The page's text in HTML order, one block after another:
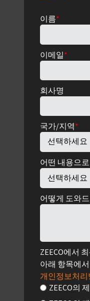
이름*
이메일*
회사명
국가/지역*
어떤 내용으
어떻게 도와
ZEECO에서
아래 항목에
개인정보처리
ZEECO의